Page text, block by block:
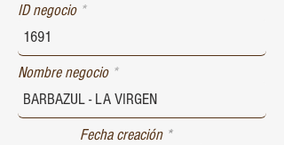
ID negocio
Nombre negocio
Fecha creación *r